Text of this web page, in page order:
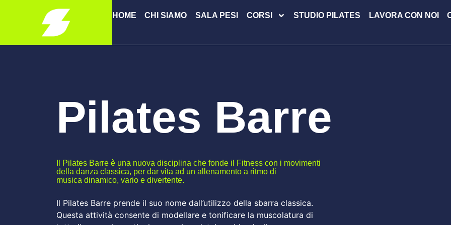
HOME CHI SIAMO SALA PESI CORSI STUDIO PILATES LAVORA CON NOI
Pilates Barre
Il Pilates Barre è una nuova disciplina che fonde il Fitness con i movimenti
della danza classica, per dar vita ad un allenamento a ritmo di
musica dinamico, vario e divertente.
Il Pilates Barre prende il suo nome dall’utilizzo della sbarra classica.
Questa attività consente di modellare e tonificare la muscolatura di